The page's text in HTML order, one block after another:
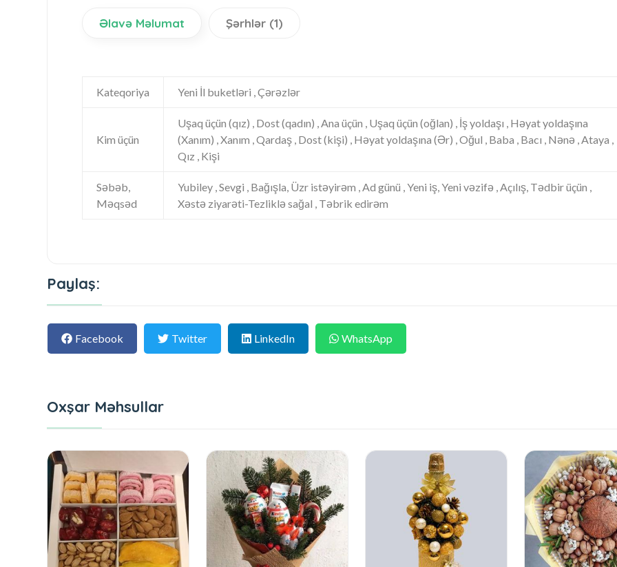
Əlavə Məlumat Şərhlər (1)
Kateqoriya Yeni İl buketləri , Çərəzlər
Kim üçün
Uşaq üçün (qız) , Dost (qadın) , Ana üçün , Uşaq üçün (oğlan) , İş yoldaşı , Həyat yoldaşına
(Xanım) , Xanım , Qardaş , Dost (kişi) , Həyat yoldaşına (Ər) , Oğul , Baba , Bacı , Nənə , Ataya ,
Qız , Kişi
Səbəb,
Məqsəd
Yubiley , Sevgi , Bağışla, Üzr istəyirəm , Ad günü , Yeni iş, Yeni vəzifə , Açılış, Tədbir üçün ,
Xəstə ziyarəti-Tezliklə sağal , Təbrik edirəm
Paylaş:
Facebook Twitter LinkedIn WhatsApp
Oxşar Məhsullar